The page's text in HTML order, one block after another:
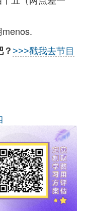
menos.
>>>戳我去节目